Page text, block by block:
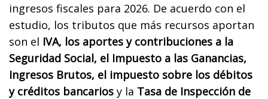
ingresos fiscales para 2026. De acuerdo con el
estudio, los tributos que más recursos aportan
son el IVA, los aportes y contribuciones a la
Seguridad Social, el Impuesto a las Ganancias,
Ingresos Brutos, el impuesto sobre los débitos
y créditos bancarios y la Tasa de Inspección de